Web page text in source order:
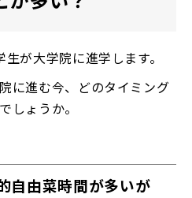
が大学院に進学します。
に進む今、どのタイミング
しょうか。
自由菜時間が多いが